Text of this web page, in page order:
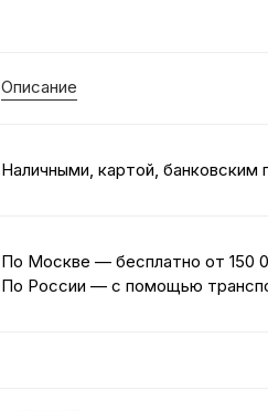
Описание
Наличными, картой, банковским
По Москве — бесплатно от 150
По России — с помощью